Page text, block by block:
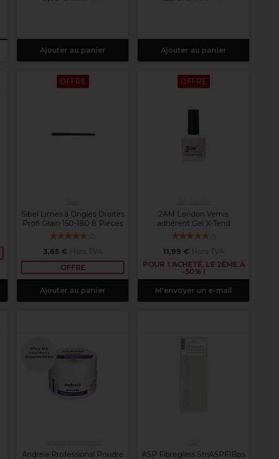
Ajouter au panier Ajouter au panier
OFFRE
Sibel Limes à Ongles Droites
Profi Grain 150-180 8 Pièces
(2)
3,65 € Hors TVA
OFFRE
Ajouter au panier
OFFRE
2AM London Vernis
adhérent Gel X-Tend
(1)
11,99 € Hors TVA
POUR 1 ACHETÉ, LE 2ÈME À
-50% !
M'envoyer un e-mail
Plus de
couleurs
disponibles
Andreia Professional Poudre ASP Fibreglass StriASPFIBps